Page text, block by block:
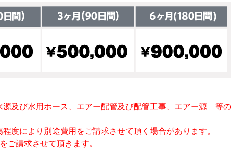
及び水用ホース、エアー配管及び配管工事、エアー源 等の
度により別途費用をご請求させて頂く場合があります。
ご請求させて頂きます。